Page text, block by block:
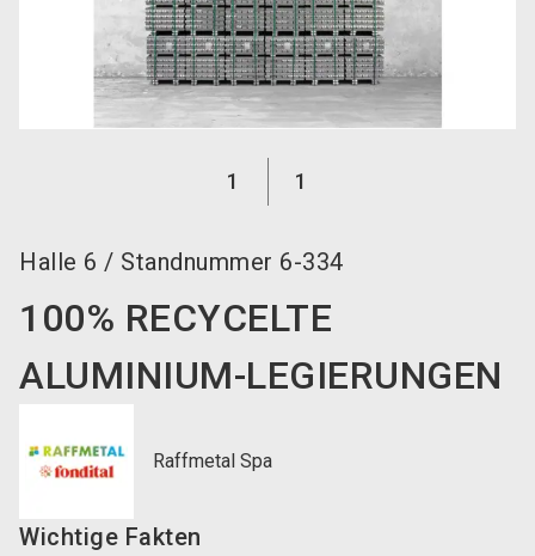
1 1
Halle 6 / Standnummer 6-334
100% RECYCELTE
ALUMINIUM-LEGIERUNGEN
Raffmetal Spa
Wichtige Fakten